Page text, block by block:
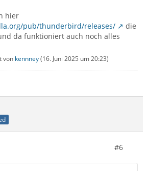
hier
pub/thunderbird/releases/
die
da funktioniert auch noch alles
von kennney(16. Juni 2025 um 20:23)
#6